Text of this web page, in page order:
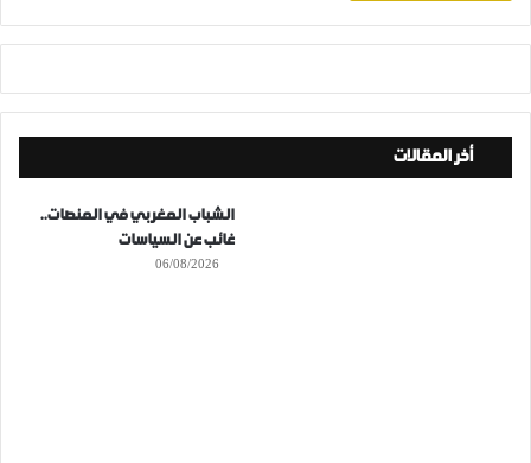
أخر المقالات
الشباب المغربي في المنصات..
غائب عن السياسات
06/08/2026